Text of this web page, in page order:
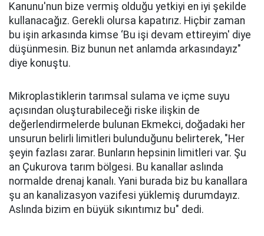
Kanunu'nun bize vermiş olduğu yetkiyi en iyi şekilde
kullanacağız. Gerekli olursa kapatırız. Hiçbir zaman
bu işin arkasında kimse ‘Bu işi devam ettireyim' diye
düşünmesin. Biz bunun net anlamda arkasındayız"
diye konuştu.
Mikroplastiklerin tarımsal sulama ve içme suyu
açısından oluşturabileceği riske ilişkin de
değerlendirmelerde bulunan Ekmekci, doğadaki her
unsurun belirli limitleri bulunduğunu belirterek, "Her
şeyin fazlası zarar. Bunların hepsinin limitleri var. Şu
an Çukurova tarım bölgesi. Bu kanallar aslında
normalde drenaj kanalı. Yani burada biz bu kanallara
şu an kanalizasyon vazifesi yüklemiş durumdayız.
Aslında bizim en büyük sıkıntımız bu" dedi.